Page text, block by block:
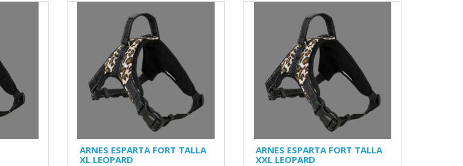
ARNES ESPARTA FORT TALLA
XL LEOPARD
ARNES ESPARTA FORT TALLA
XXL LEOPARD